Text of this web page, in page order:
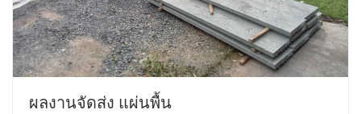
ผลงานจัดส่ง แผ่นพื้น